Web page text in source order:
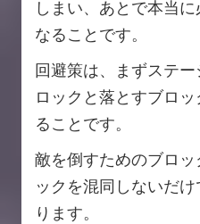
しまい、あとで本当
なることです。
回避策は、まずステ
ロックと落とすブロ
ることです。
敵を倒すためのブロ
ックを混同しないだ
ります。